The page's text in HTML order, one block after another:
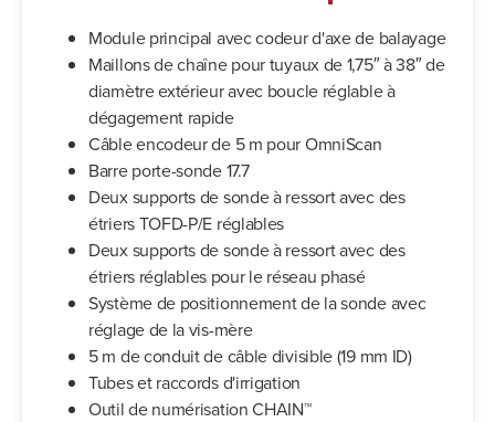
Module principal avec codeur d'axe de balayage
Maillons de chaîne pour tuyaux de 1,75″ à 38″ de
diamètre extérieur avec boucle réglable à
dégagement rapide
Câble encodeur de 5 m pour OmniScan
Barre porte-sonde 17.7
Deux supports de sonde à ressort avec des
étriers TOFD-P/E réglables
Deux supports de sonde à ressort avec des
étriers réglables pour le réseau phasé
Système de positionnement de la sonde avec
réglage de la vis-mère
5 m de conduit de câble divisible (19 mm ID)
Tubes et raccords d'irrigation
Outil de numérisation CHAIN™